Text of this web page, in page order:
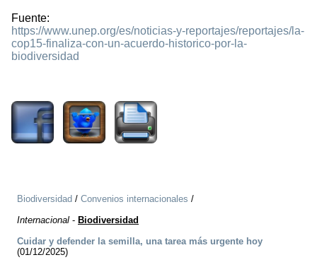
Fuente:
https://www.unep.org/es/noticias-y-reportajes/reportajes/la-
cop15-finaliza-con-un-acuerdo-historico-por-la-
biodiversidad
Biodiversidad / Convenios internacionales /
Internacional - Biodiversidad
Cuidar y defender la semilla, una tarea más urgente hoy
(01/12/2025)